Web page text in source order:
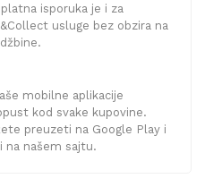
isporuka je i za
usluge bez obzira na
mobilne aplikacije
kod svake kupovine.
preuzeti na Google Play i
na našem sajtu.